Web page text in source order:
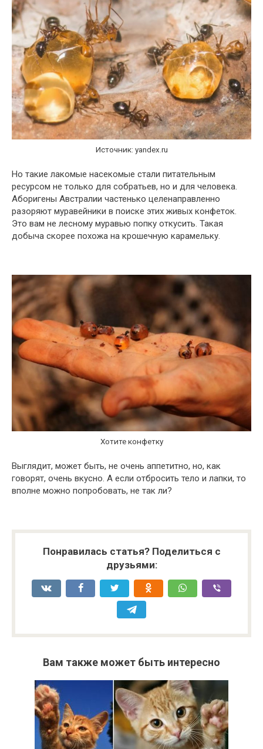
Источник: yandex.ru
Но такие лакомые насекомые стали питательным
ресурсом не только для собратьев, но и для человека.
Аборигены Австралии частенько целенаправленно
разоряют муравейники в поиске этих живых конфеток.
Это вам не лесному муравью попку откусить. Такая
добыча скорее похожа на крошечную карамельку.
Хотите конфетку
Выглядит, может быть, не очень аппетитно, но, как
говорят, очень вкусно. А если отбросить тело и лапки, то
вполне можно попробовать, не так ли?
Понравилась статья? Поделиться с
друзьями:
Вам также может быть интересно